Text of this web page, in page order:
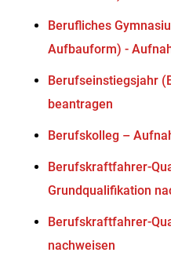
Berufliches
Aufbauform) -
Berufseinstiegsjahr
beantragen
Berufskolleg –
Berufskraftfahrer-
Grundqualifikation
Berufskraftfahrer-
nachweisen